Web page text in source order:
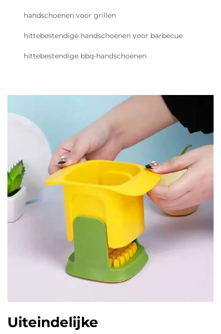
handschoenen voor grillen
hittebestendige handschoenen voor barbecue
hittebestendige bbq-handschoenen
Uiteindelijke